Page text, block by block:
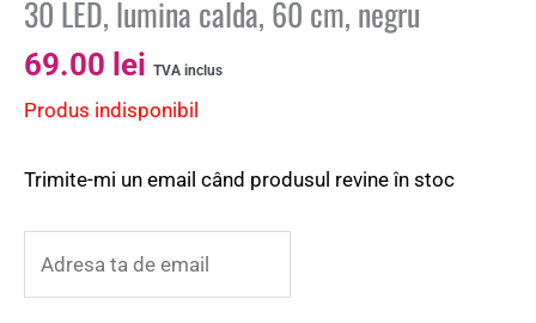
30 LED, lumina calda, 60 cm, negru
69.00 lei TVA inclus
Produs indisponibil
Trimite-mi un email când produsul revine în stoc